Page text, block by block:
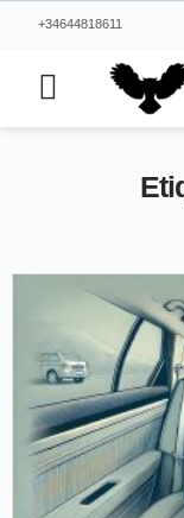
+34644818611